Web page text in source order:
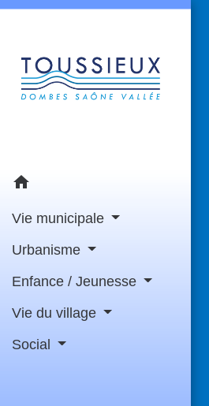
home
Vie municipale
Urbanisme
Enfance / Jeunesse
Vie du village
Social